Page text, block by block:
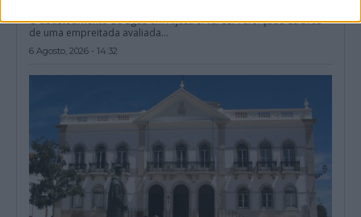
O abastecimento de água em Aljustrel vai ser reforçado através
de uma empreitada avaliada...
6 Agosto, 2026 - 14:32